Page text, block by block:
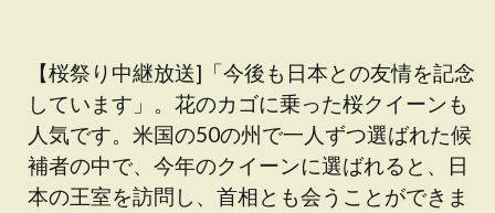
【桜祭り中継放送]「今後も日本との友情を記念
しています」。花のカゴに乗った桜クイーンも
人気です。米国の50の州で一人ずつ選ばれた候
補者の中で、今年のクイーンに選ばれると、日
本の王室を訪問し、首相とも会うことができま